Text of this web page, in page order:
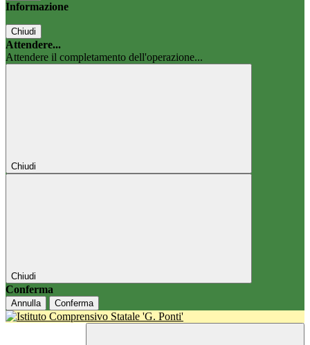
Informazione
Chiudi
Attendere...
Attendere il completamento dell'operazione...
Chiudi
Chiudi
Conferma
Annulla Conferma